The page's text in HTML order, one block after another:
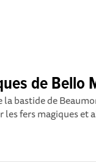
de Bello
la bastide de
les fers magiques et